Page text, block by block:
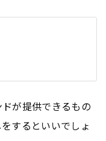
が提供できるもの
するといいでしょ